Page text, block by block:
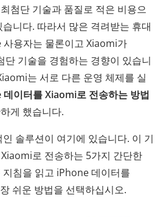
첨단 기술과 품질로 적은 비용으
니다. 따라서 많은 격려받는 휴대
용자는 물론이고 Xiaomi가
기술을 경험하는 경향이 있습니
는 서로 다른 운영 체제를 실
이터를 Xiaomi로 전송하는 방법
게 했습니다.
솔루션이 여기에 있습니다. 이 기
로 전송하는 5가지 간단한
침을 읽고 iPhone 데이터를
쉬운 방법을 선택하십시오.